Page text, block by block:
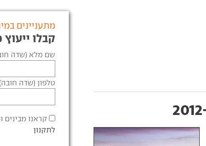
מתעניינים
קבלו
שם מלא (שדה
טלפון (שדה
קראנו מבינים
לתקנון